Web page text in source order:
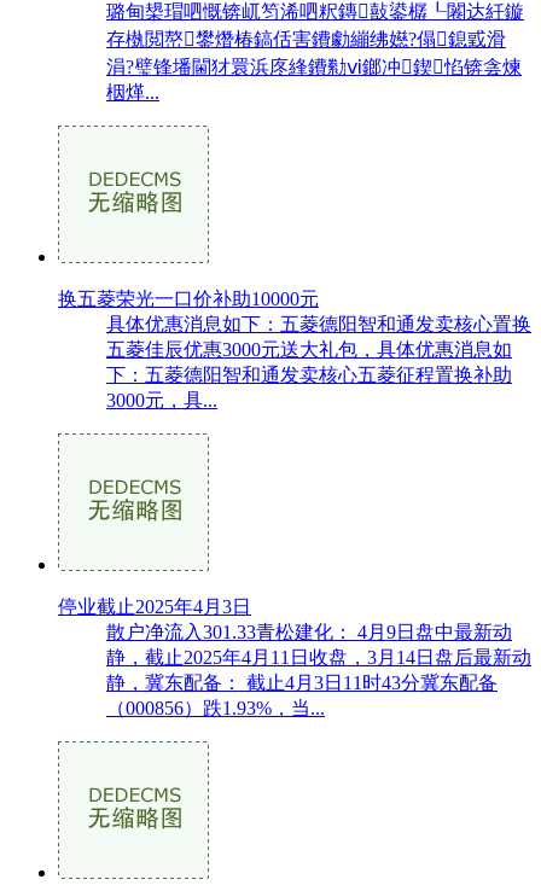
璐甸槼瑁呬慨锛屼笉浠呬粎鏄敼鍙樼┖闂达紝鏇
存槸閲嶅鐢熸椿鎬佸害鐨勮繃绋嬨?傝鎴戜滑
涓?璧锋墦閫犲睘浜庝綘鐨勬ⅵ鎯冲鍥惂锛侌煉
栶煂...
换五菱荣光一口价补助10000元
具体优惠消息如下：五菱德阳智和通发卖核心置换
五菱佳辰优惠3000元送大礼包，具体优惠消息如
下：五菱德阳智和通发卖核心五菱征程置换补助
3000元，具...
停业截止2025年4月3日
散户净流入301.33青松建化： 4月9日盘中最新动
静，截止2025年4月11日收盘，3月14日盘后最新动
静，冀东配备： 截止4月3日11时43分冀东配备
（000856）跌1.93%，当...